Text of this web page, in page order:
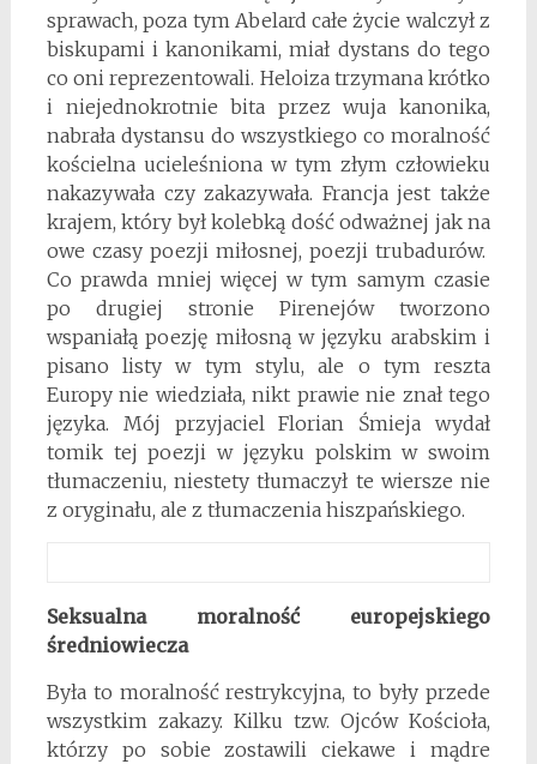
sprawach, poza tym Abelard całe życie walczył z
biskupami i kanonikami, miał dystans do tego
co oni reprezentowali. Heloiza trzymana krótko
i niejednokrotnie bita przez wuja kanonika,
nabrała dystansu do wszystkiego co moralność
kościelna ucieleśniona w tym złym człowieku
nakazywała czy zakazywała. Francja jest także
krajem, który był kolebką dość odważnej jak na
owe czasy poezji miłosnej, poezji trubadurów.
Co prawda mniej więcej w tym samym czasie
po drugiej stronie Pirenejów tworzono
wspaniałą poezję miłosną w języku arabskim i
pisano listy w tym stylu, ale o tym reszta
Europy nie wiedziała, nikt prawie nie znał tego
języka. Mój przyjaciel Florian Śmieja wydał
tomik tej poezji w języku polskim w swoim
tłumaczeniu, niestety tłumaczył te wiersze nie
z oryginału, ale z tłumaczenia hiszpańskiego.
Seksualna moralność europejskiego
średniowiecza
Była to moralność restrykcyjna, to były przede
wszystkim zakazy. Kilku tzw. Ojców Kościoła,
którzy po sobie zostawili ciekawe i mądre